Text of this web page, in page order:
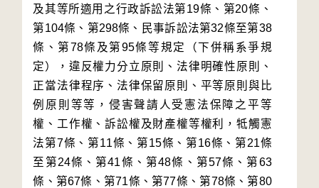
及其等所適用之行政訴訟法第19條、第20條、
第104條、第298條、民事訴訟法第32條至第38
條、第78條及第95條等規定（下併稱系爭規
定），違反權力分立原則、法律明確性原則、
正當法律程序、法律保留原則、平等原則與比
例原則等等，侵害聲請人受憲法保障之平等
權、工作權、訴訟權及財產權等權利，牴觸憲
法第7條、第11條、第15條、第16條、第21條
至第24條、第41條、第48條、第57條、第63
條、第67條、第71條、第77條、第78條、第80